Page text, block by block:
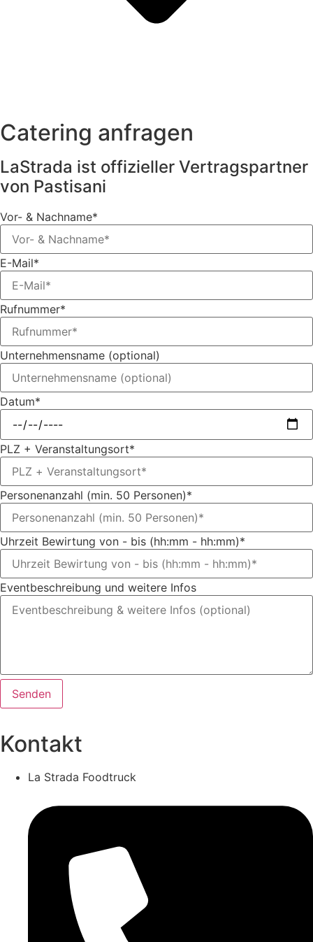
Catering anfragen
LaStrada ist offizieller Vertragspartner
von Pastisani
Vor- & Nachname*
E-Mail*
Rufnummer*
Unternehmensname (optional)
Datum*
PLZ + Veranstaltungsort*
Personenanzahl (min. 50 Personen)*
Uhrzeit Bewirtung von - bis (hh:mm - hh:mm)*
Eventbeschreibung und weitere Infos
Senden
Kontakt
La Strada Foodtruck